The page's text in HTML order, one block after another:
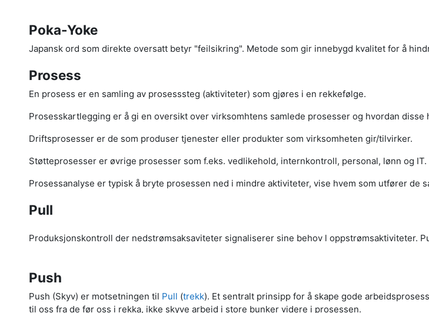
Poka-Yoke
Japansk ord som direkte oversatt betyr "feilsikring". Metode som gir innebygd kvalitet for å
Prosess
En prosess er en samling av prosesssteg (aktiviteter) som gjøres i en rekkefølge.
Prosesskartlegging er å gi en oversikt over virksomhtens samlede prosesser og hvordan disse
Driftsprosesser er de som produser tjenester eller produkter som virksomheten gir/tilvirker.
Støtteprosesser er øvrige prosesser som f.eks. vedlikehold, internkontroll, personal, lønn og IT.
Prosessanalyse er typisk å bryte prosessen ned i mindre aktiviteter, vise hvem som utfører de
Pull
Produksjonskontroll der nedstrømsaksaviteter signaliserer sine behov l oppstrømsaktiviteter.
Push
Push (Skyv) er motsetningen til Pull (trekk). Et sentralt prinsipp for å skape gode
til oss fra de før oss i rekka, ikke skyve arbeid i store bunker videre i prosessen.